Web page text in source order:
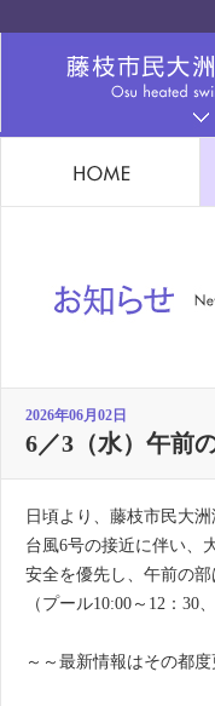
2026年06月02日
6／3（水）午前
日頃より、藤枝市民大
台風6号の接近に伴い、
安全を優先し、午前の部
（プール10:00～12：30
～～最新情報はその都